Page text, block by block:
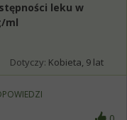
leku w
ml
Dotyczy: Kobieta, 9 lat